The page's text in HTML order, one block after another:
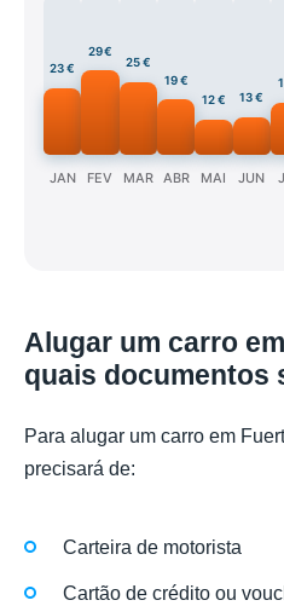
23 €
JAN
29 €
FEV
25 €
MAR
19 €
ABR
12 €
MAI
13 €
JUN
Alugar um carro
quais documentos
Para alugar um carro em
precisará de:
Carteira de motorista
Cartão de crédito ou